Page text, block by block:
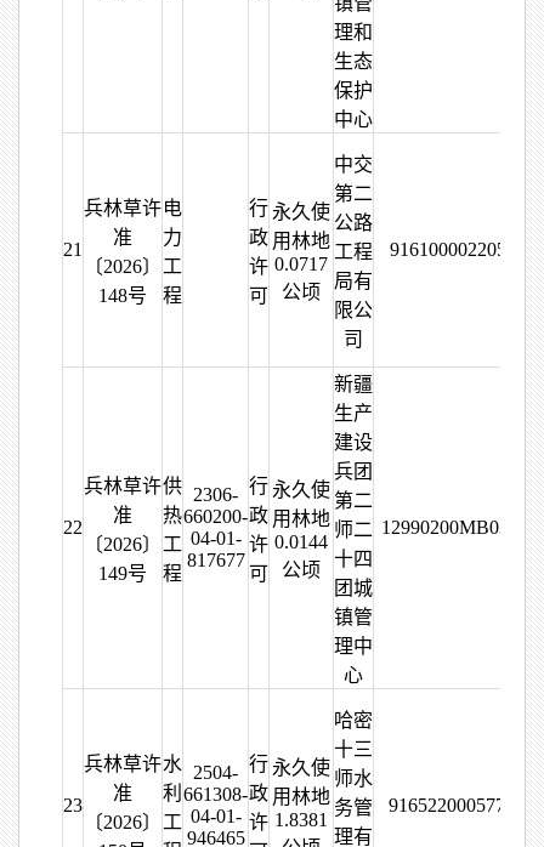
理和
生态
保护
中心
21
兵林草许
准
〔2026〕
148号
电
力
工
程
行
政
许
可
永久使
用林地
0.0717
公顷
中交
第二
公路
工程
局有
限公
司
22
兵林草许
准
〔2026〕
149号
供
热
工
程
2306-
660200-
04-01-
817677
行
政
许
可
永久使
用林地
0.0144
公顷
新疆
生产
建设
兵团
第二
师二
十四
团城
镇管
理中
心
23
兵林草许
准
〔2026〕
水
利
工
2504-
661308-
04-01-
946465
行
政
许
永久使
用林地
1.8381
哈密
十三
师水
务管
理有